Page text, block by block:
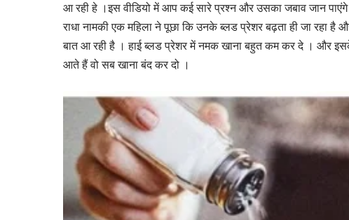
आ रही हे ।इस वीडियो में आप कई सारे प्रश्न और उसका जबाव जान
राधा नामकी एक महिला ने पूछा कि उनके ब्लड प्रेशर बढ़ता ही जा रहा
बात आ रही है । हाई ब्लड प्रेशर में नमक खाना बहुत कम कर दे । और
आते हैं वो सब खाना बंद कर दो ।